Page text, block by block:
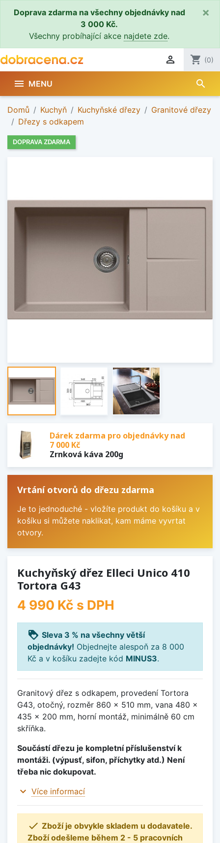
Doprava zdarma na všechny objednávky nad
3 000 Kč.
Všechny probíhající akce najdete zde.
×
 shopping_cart (0)
 MENU search
Domů Kuchyň Kuchyňské dřezy
Granitové dřezy
Dřezy s odkapem
DOPRAVA ZDARMA
Dárek zdarma pro objednávky nad
7 000 Kč
Zrnková káva 200g
Vrtání otvorů do dřezu zdarma
Je to jednoduché - vložíte produkt do košíku a v
košíku si můžete naklikat, kam máme vyvrtat
otvory.
Kuchyňský dřez Elleci Unico 410
Tortora G43
4 990 Kč s DPH
loyalty Sleva 3 % na všechny větší
objednávky! Objednejte alespoň za 8 000
Kč a v košíku zadejte kód MINUS3.
Granitový dřez s odkapem, provedení Tortora
G43, otočný, rozměr 860 x 510 mm, vana 480 x
435 x 200 mm, horní montáž, minimálně 60 cm
skříňka.
Součástí dřezu je kompletní příslušenství k
montáži. (výpusť, sifon, příchytky atd.) Není
třeba nic dokupovat.
expand_more Více informací
 Zboží je obvykle skladem u dodavatele.
Zboží odešleme během 2 - 5 pracovních